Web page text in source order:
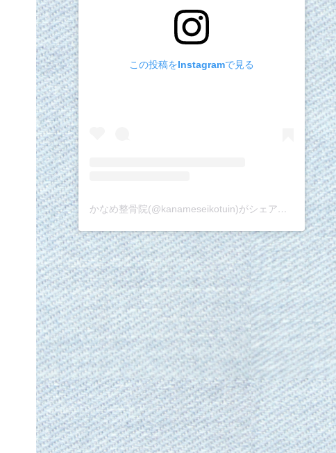
この投稿をInstagramで見る
かなめ整骨院(@kanameseikotuin)がシェアした投稿